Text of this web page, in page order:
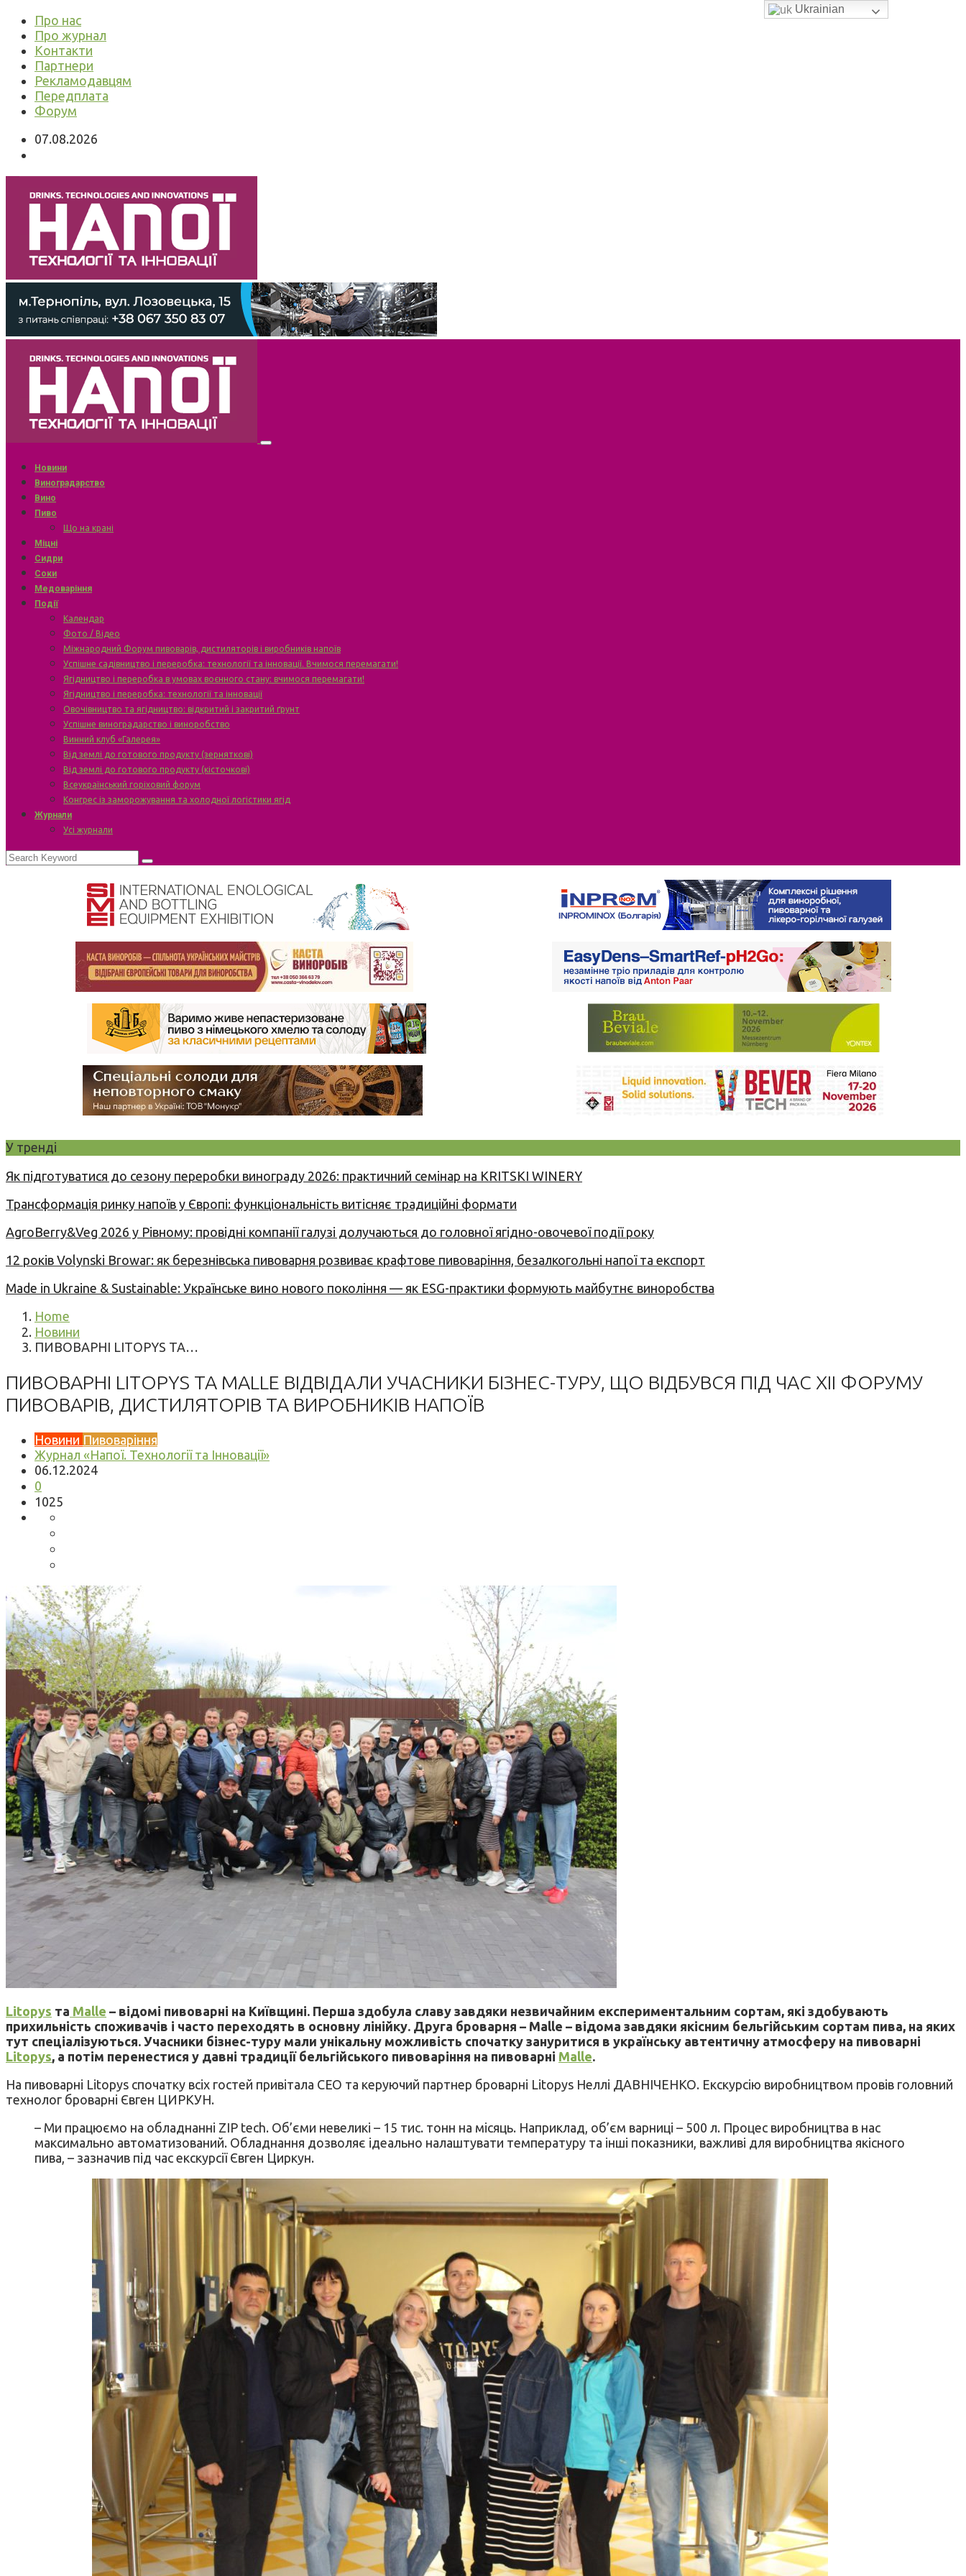
Про нас
Про журнал
Контакти
Партнери
Рекламодавцям
Передплата
Форум
07.08.2026
Новини
Виноградарство
Вино
Пиво
Що на крані
Міцні
Сидри
Соки
Медоваріння
Події
Календар
Фото / Відео
Міжнародний Форум пивоварів, дистиляторів і виробників напоїв
Успішне садівництво і переробка: технології та інновації. Вчимося перемагати!
Ягідництво і переробка в умовах воєнного стану: вчимося перемагати!
Ягідництво і переробка: технології та інновації
Овочівництво та ягідництво: відкритий і закритий ґрунт
Успішне виноградарство і виноробство
Винний клуб «Галерея»
Від землі до готового продукту (зерняткові)
Від землі до готового продукту (кісточкові)
Всеукраїнський горіховий форум
Конгрес із заморожування та холодної логістики ягід
Журнали
Усі журнали
У тренді
Як підготуватися до сезону переробки винограду 2026: практичний семінар на KRITSKI WINERY
Трансформація ринку напоїв у Європі: функціональність витісняє традиційні формати
AgroBerry&Veg 2026 у Рівному: провідні компанії галузі долучаються до головної ягідно-овочевої події року
12 років Volynski Browar: як березнівська пивоварня розвиває крафтове пивоваріння, безалкогольні напої та експорт
Made in Ukraine & Sustainable: Українське вино нового покоління — як ESG-практики формують майбутнє виноробства
Home
Новини
ПИВОВАРНІ LITOPYS ТА…
ПИВОВАРНІ LITOPYS ТА MALLE ВІДВІДАЛИ УЧАСНИКИ БІЗНЕС-ТУРУ, ЩО ВІДБУВСЯ ПІД ЧАС XII ФОРУМУ
ПИВОВАРІВ, ДИСТИЛЯТОРІВ ТА ВИРОБНИКІВ НАПОЇВ
Новини Пивоваріння
Журнал «Напої. Технології та Інновації»
06.12.2024
0
1025
Litopys та Malle – відомі пивоварні на Київщині. Перша здобула славу завдяки незвичайним експериментальним сортам, які здобувають
прихильність споживачів і часто переходять в основну лінійку. Друга броварня – Malle – відома завдяки якісним бельгійським сортам пива, на яких
тут спеціалізуються. Учасники бізнес-туру мали унікальну можливість спочатку зануритися в українську автентичну атмосферу на пивоварні
Litopys, а потім перенестися у давні традиції бельгійського пивоваріння на пивоварні Malle.
На пивоварні Litopys спочатку всіх гостей привітала СЕО та керуючий партнер броварні Litopys Неллі ДАВНІЧЕНКО. Екскурсію виробництвом провів головний
технолог броварні Євген ЦИРКУН.
– Ми працюємо на обладнанні ZIP tech. Об’єми невеликі – 15 тис. тонн на місяць. Наприклад, об’єм варниці – 500 л. Процес виробництва в нас
максимально автоматизований. Обладнання дозволяє ідеально налаштувати температуру та інші показники, важливі для виробництва якісного
пива, – зазначив під час екскурсії Євген Циркун.
Ukrainian